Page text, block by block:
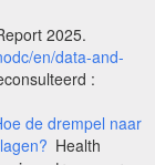
2025.
en/data-and-
:
de drempel naar
Health